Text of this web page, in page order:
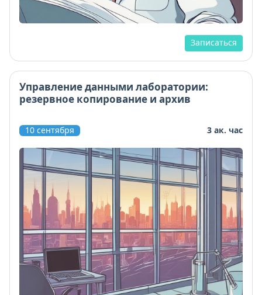
Записаться
Управление данными лаборатории:
резервное копирование и архив
10 сентября 3 ак. час